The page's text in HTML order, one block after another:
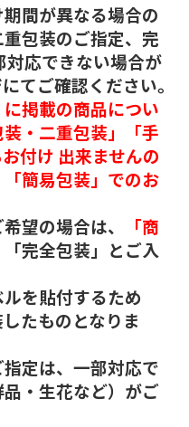
間が異なる場合の
包装のご指定、完
対応できない場合が
てご確認ください。
掲載の商品につい
・二重包装」「手
付け 出来ませんの
簡易包装」でのお
望の場合は、
「商
完全包装」とご入
ルを貼付するため
たものとなりま
定は、一部対応で
・生花など）がご